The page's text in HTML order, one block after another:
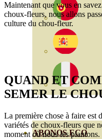
ABONOS ECO
Maintenant que vous en
choux-fleurs, nous allons
culture du chou-fleur.
QUAND ET
SEMER LE
La première chose à faire est
variétés de choux-fleurs que
moment où nous les plantons.